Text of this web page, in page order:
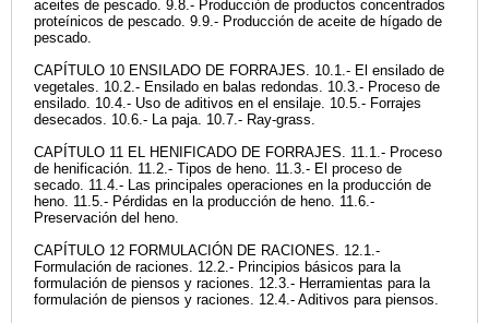
aceites de pescado. 9.8.- Producción de productos concentrados
proteínicos de pescado. 9.9.- Producción de aceite de hígado de
pescado.
CAPÍTULO 10 ENSILADO DE FORRAJES. 10.1.- El ensilado de
vegetales. 10.2.- Ensilado en balas redondas. 10.3.- Proceso de
ensilado. 10.4.- Uso de aditivos en el ensilaje. 10.5.- Forrajes
desecados. 10.6.- La paja. 10.7.- Ray-grass.
CAPÍTULO 11 EL HENIFICADO DE FORRAJES. 11.1.- Proceso
de henificación. 11.2.- Tipos de heno. 11.3.- El proceso de
secado. 11.4.- Las principales operaciones en la producción de
heno. 11.5.- Pérdidas en la producción de heno. 11.6.-
Preservación del heno.
CAPÍTULO 12 FORMULACIÓN DE RACIONES. 12.1.-
Formulación de raciones. 12.2.- Principios básicos para la
formulación de piensos y raciones. 12.3.- Herramientas para la
formulación de piensos y raciones. 12.4.- Aditivos para piensos.